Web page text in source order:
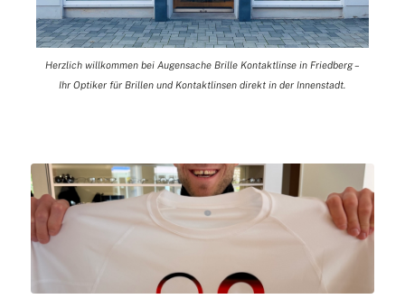
Herzlich willkommen bei Augensache Brille Kontaktlinse in Friedberg –
Ihr Optiker für Brillen und Kontaktlinsen direkt in der Innenstadt.